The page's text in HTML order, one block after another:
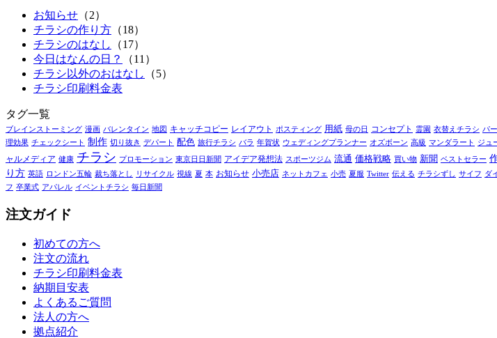
お知らせ （2）
チラシの作り方 （18）
チラシのはなし
（17）
今日はなんの日？
（11）
チラシ以外のおはなし
（5）
チラシ印刷料金表
タグ一覧
ブレインストーミング 漫画 バレンタイン 地図 キャッチコピー レイアウト ポスティング 用紙 母の日 コンセプト 霊園 衣替えチラシ パ
理効果 チェックシート 制作 切り抜き デパート 配色 旅行チラシ バラ 年賀状 ウェディングプランナー オズボーン 高級 マンダラート ジュ
ャルメディア 健康 チラシ プロモーション 東京日日新聞 アイデア発想法 スポーツジム 流通 価格戦略 買い物 新聞 ベストセラー
り方 英語 ロンドン五輪 裁ち落とし リサイクル 視線 夏 本 お知らせ 小売店 ネットカフェ 小売 夏服 Twitter 伝える チラシずし サイフ ダ
フ 卒業式 アパレル イベントチラシ 毎日新聞
注文ガイド
初めての方へ
注文の流れ
チラシ印刷料金表
納期目安表
よくあるご質問
法人の方へ
拠点紹介